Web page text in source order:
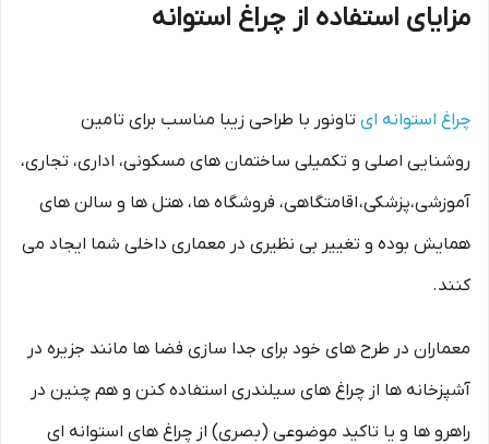
مزایای استفاده از چراغ استوانه
چراغ استوانه ای تاونور با طراحی زیبا مناسب برای تامین
روشنایی اصلی و تکمیلی ساختمان های مسکونی، اداری، تجاری،
آموزشی،پزشکی، اقامتگاهی، فروشگاه ها، هتل ها و سالن های
همایش بوده و تغییر بی نظیری در معماری داخلی شما ایجاد می
کنند.
معماران در طرح های خود برای جدا سازی فضا ها مانند جزیره در
آشپزخانه ها از چراغ های سیلندری استفاده کنن و هم چنین در
راهرو ها و یا تاکید موضوعی (بصری) از چراغ های استوانه ای